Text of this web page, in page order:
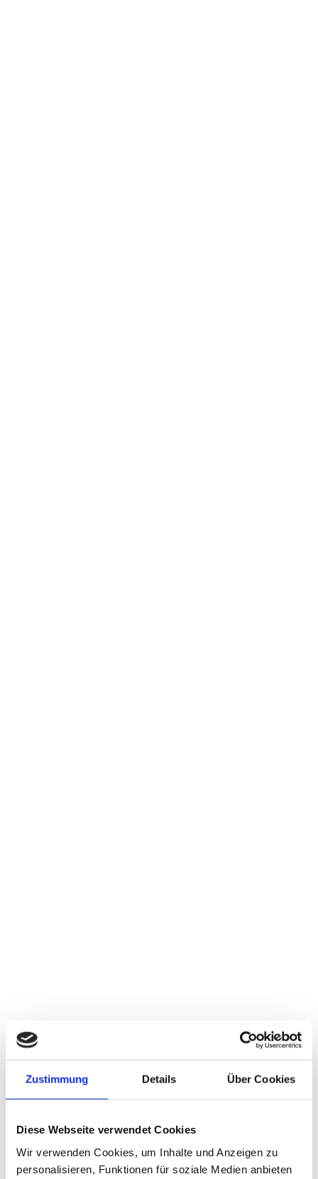
Zustimmung Details Über Cookies
Diese Webseite verwendet Cookies
Wir verwenden Cookies, um Inhalte und Anzeigen zu
personalisieren, Funktionen für soziale Medien anbieten